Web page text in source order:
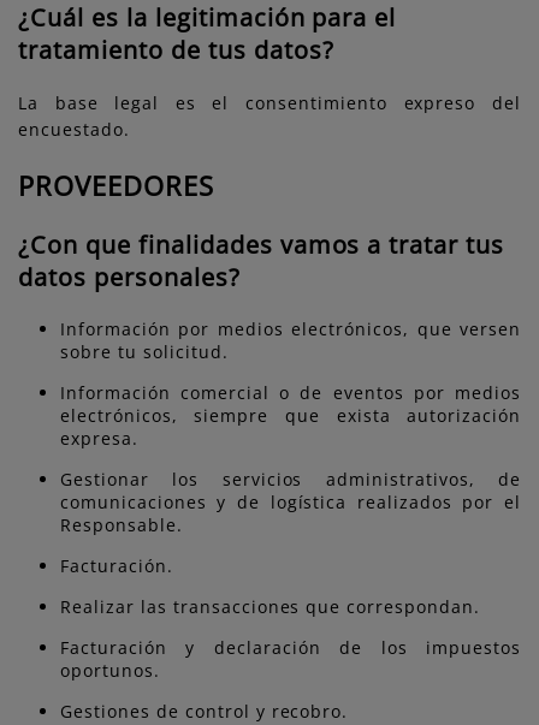
¿Cuál es la legitimación para el
tratamiento de tus datos?
La base legal es el consentimiento expreso del
encuestado.
PROVEEDORES
¿Con que finalidades vamos a tratar tus
datos personales?
Información por medios electrónicos, que versen
sobre tu solicitud.
Información comercial o de eventos por medios
electrónicos, siempre que exista autorización
expresa.
Gestionar los servicios administrativos, de
comunicaciones y de logística realizados por el
Responsable.
Facturación.
Realizar las transacciones que correspondan.
Facturación y declaración de los impuestos
oportunos.
Gestiones de control y recobro.